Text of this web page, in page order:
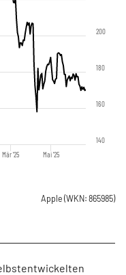
Mär '25 Mai '25
140
160
180
200
Apple (WKN: 865985)